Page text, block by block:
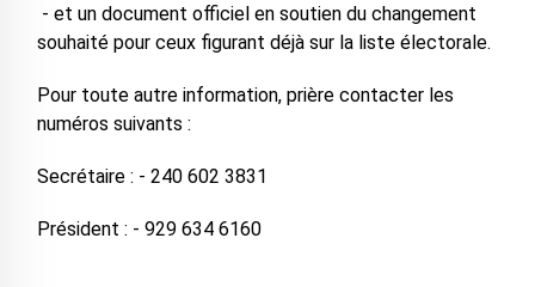
- et un document officiel en soutien du changement
souhaité pour ceux figurant déjà sur la liste électorale.
Pour toute autre information, prière contacter les
numéros suivants :
Secrétaire : - 240 602 3831
Président : - 929 634 6160